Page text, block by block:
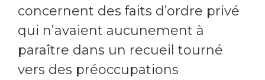
concernent des faits d’ordre privé
qui n’avaient aucunement à
paraître dans un recueil tourné
vers des préoccupations